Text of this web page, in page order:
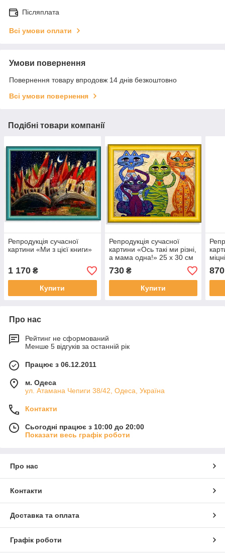
Післяплата
Всі умови оплати
Умови повернення
Повернення товару впродовж 14 днів безкоштовно
Всі умови повернення
Подібні товари компанії
Репродукція сучасної
картини «Ми з цієї книги»
1 170 ₴
Купити
Репродукція сучасної
картини «Ось такі ми різні,
а мама одна!» 25 х 30 см
730₴
Купити
870
Про нас
Рейтинг не сформований
Менше 5 відгуків за останній рік
Працює з 06.12.2011
м. Одеса
ул. Атамана Чепиги 38/42, Одеса, Україна
Контакти
Сьогодні працює з 10:00 до 20:00
Показати весь графік роботи
Про нас
Контакти
Доставка та оплата
Графік роботи